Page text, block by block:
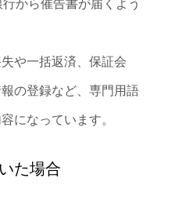
から催告書が届くよう
や一括返済、保証会
の登録など、専門用語
になっています。
た場合